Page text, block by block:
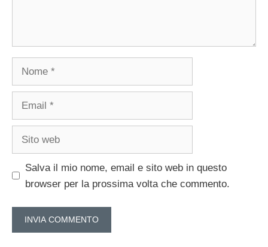
Salva il mio nome, email e sito web in questo
browser per la prossima volta che commento.